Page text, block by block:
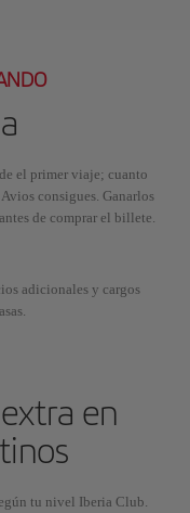
el primer viaje; cuanto
consigues. Ganarlos
de comprar el billete.
adicionales y cargos
en
tu nivel Iberia Club.